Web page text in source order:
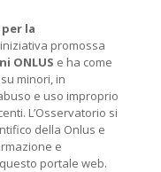
la
promossa
ONLUS e ha come
minori, in
e uso improprio
L’Osservatorio si
della Onlus e
e
portale web.